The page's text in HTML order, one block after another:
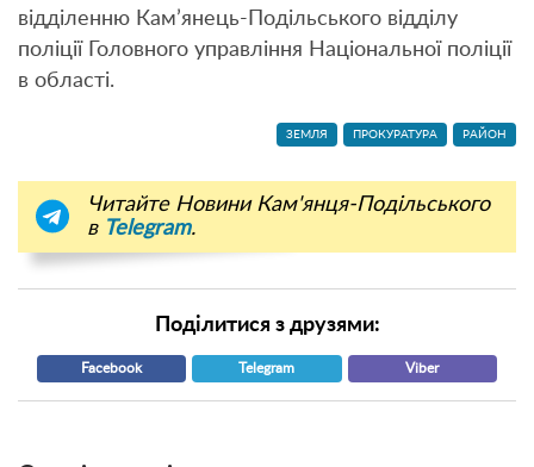
відділенню Кам’янець-Подільського відділу
поліції Головного управління Національної поліції
в області.
ЗЕМЛЯ ПРОКУРАТУРА РАЙОН
Читайте Новини Кам'янця-Подільського
в Telegram.
Поділитися з друзями:
Facebook Telegram Viber